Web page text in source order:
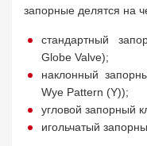
запорные делятся на
стандартный
Globe Valve);
наклонный
Wye Pattern (Y));
угловой запорный
игольчатый